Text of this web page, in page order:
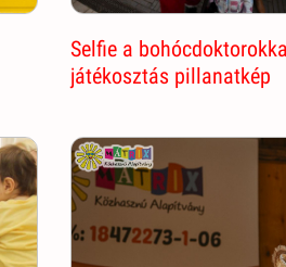
Selfie a
játékosztás pillanatkép